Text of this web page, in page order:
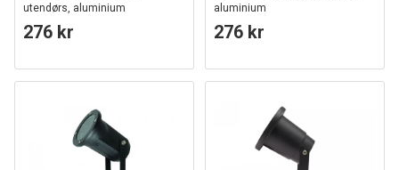
utendørs, aluminium
276 kr
aluminium
276 kr